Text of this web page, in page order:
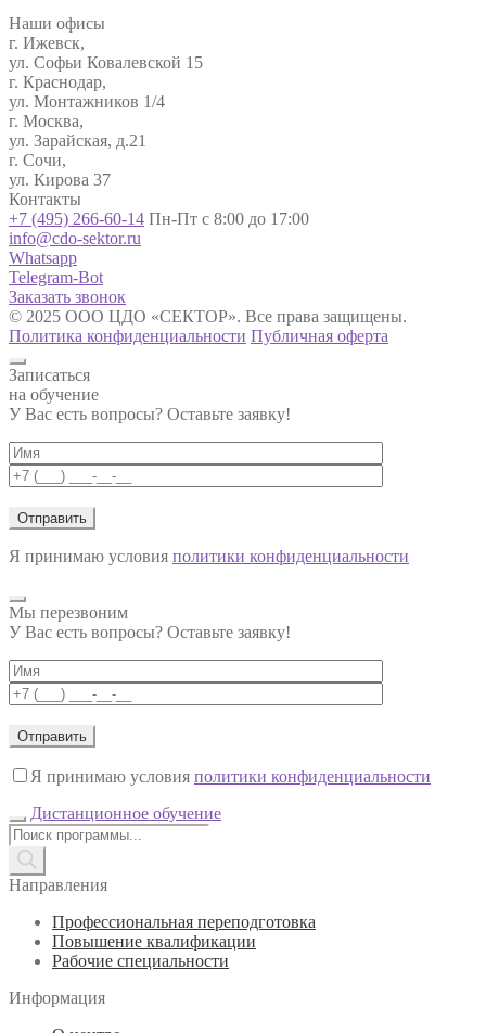
Наши офисы
г. Ижевск,
ул. Софьи Ковалевской 15
г. Краснодар,
ул. Монтажников 1/4
г. Москва,
ул. Зарайская, д.21
г. Сочи,
ул. Кирова 37
Контакты
+7 (495) 266-60-14 Пн-Пт с 8:00 до 17:00
info@cdo-sektor.ru
Whatsapp
Telegram-Bot
Заказать звонок
© 2025 ООО ЦДО «СЕКТОР». Все права защищены.
Политика конфиденциальности Публичная оферта
Записаться
на обучение
У Вас есть вопросы? Оставьте заявку!
Я принимаю условия политики конфиденциальности
Мы перезвоним
У Вас есть вопросы? Оставьте заявку!
Я принимаю условия политики конфиденциальности
Дистанционное обучение
Поиск
товаров
Направления
Профессиональная переподготовка
Повышение квалификации
Рабочие специальности
Информация